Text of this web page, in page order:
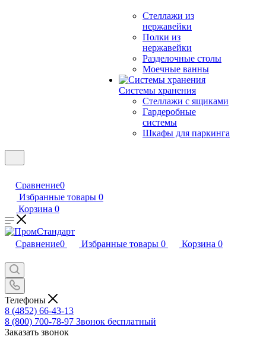
Стеллажи из
нержавейки
Полки из
нержавейки
Разделочные столы
Моечные ванны
Системы хранения
Стеллажи с ящиками
Гардеробные
системы
Шкафы для паркинга
Сравнение0
Избранные товары 0
Корзина 0
Сравнение0 Избранные товары 0 Корзина 0
Телефоны
8 (4852) 66-43-13
8 (800) 700-78-97 Звонок бесплатный
Заказать звонок